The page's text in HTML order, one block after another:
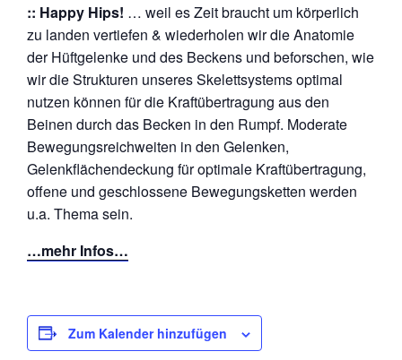
:: Happy Hips! … weil es Zeit braucht um körperlich
zu landen vertiefen & wiederholen wir die Anatomie
der Hüftgelenke und des Beckens und beforschen, wie
wir die Strukturen unseres Skelettsystems optimal
nutzen können für die Kraftübertragung aus den
Beinen durch das Becken in den Rumpf. Moderate
Bewegungsreichweiten in den Gelenken,
Gelenkflächendeckung für optimale Kraftübertragung,
offene und geschlossene Bewegungsketten werden
u.a. Thema sein.
…mehr Infos…
Zum Kalender hinzufügen